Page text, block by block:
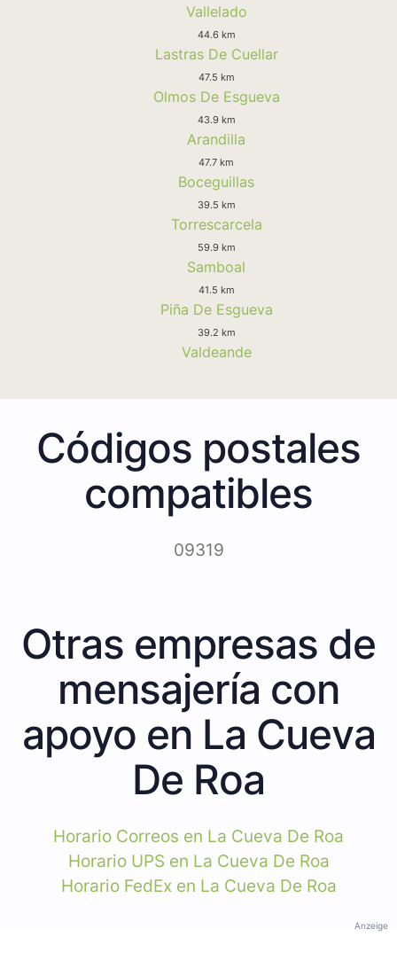
Vallelado
44.6 km
Lastras De Cuellar
47.5 km
Olmos De Esgueva
43.9 km
Arandilla
47.7 km
Boceguillas
39.5 km
Torrescarcela
59.9 km
Samboal
41.5 km
Piña De Esgueva
39.2 km
Valdeande
Códigos postales
compatibles
09319
Otras empresas de
mensajería con
apoyo en La Cueva
De Roa
Horario Correos en La Cueva De Roa
Horario UPS en La Cueva De Roa
Horario FedEx en La Cueva De Roa
Anzeige